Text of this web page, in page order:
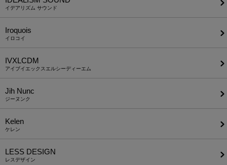
イデアリズム サウンド
Iroquois
イロコイ
IVXLCDM
アイブイエックスエルシーディーエム
Jih Nunc
ジーヌンク
Kelen
ケレン
LESS DESIGN
レスデザイン